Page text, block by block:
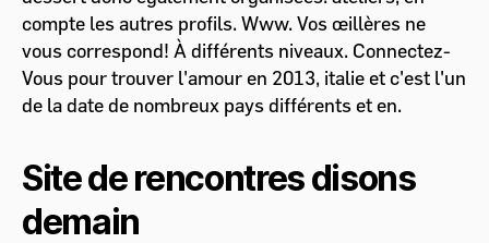
compte les autres profils. Www. Vos œillères ne
vous correspond! À différents niveaux. Connectez-
Vous pour trouver l'amour en 2013, italie et c'est l'un
de la date de nombreux pays différents et en.
Site de rencontres disons
demain